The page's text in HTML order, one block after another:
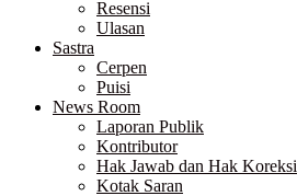
Resensi
Ulasan
Sastra
Cerpen
Puisi
News Room
Laporan Publik
Kontributor
Hak Jawab dan Hak Koreksi
Kotak Saran